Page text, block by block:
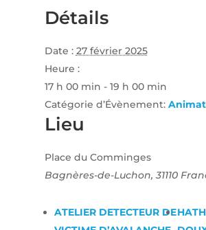
Détails
Date : 27 février 2025
Heure :
17 h 00 min - 19 h 00 min
Catégorie d’Évènement:
Lieu
Place du Comminges
Bagnères-de-Luchon, 31110
ATELIER DETECTEUR DE